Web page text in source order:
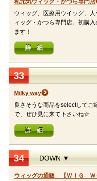
私元気ウィッグ・かつら専門店
ウィッグ、医療用ウイッグ、
ィッグ・かつら専門店。初購
ます！
詳 細
33
Milky way
良さそうな商品をselectしてご
で、ぜひ見に来て下さいね☆
詳 細
34 DOWN ▼
ウィッグの通販 【ＷＩＧ Ｗ